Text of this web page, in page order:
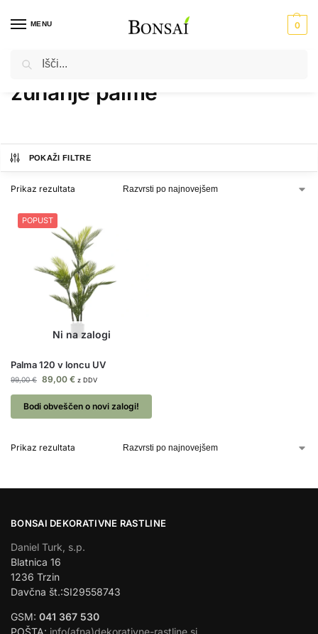
MENU 0
Domov / Izdelki označeni z “zunanje palme”
zunanje palme
POKAŽI FILTRE
Prikaz rezultata
POPUST
Palma 120 v loncu UV
99,00€ 89,00 € z DDV
Bodi obveščen o novi zalogi!
Prikaz rezultata
BONSAI DEKORATIVNE RASTLINE
Daniel Turk, s.p.
Blatnica 16
1236 Trzin
Davčna št.:SI29558743
GSM: 041 367 530
POŠTA: info(afna)dekorativne-rastline.si